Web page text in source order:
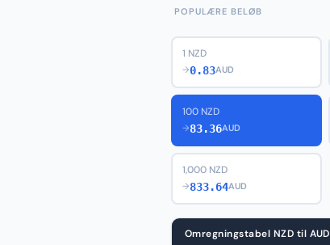
POPULÆRE BELØB
1 NZD
→0.83AUD
100 NZD
→83.36AUD
1,000 NZD
→833.64AUD
Omregningstabel NZD til AUD